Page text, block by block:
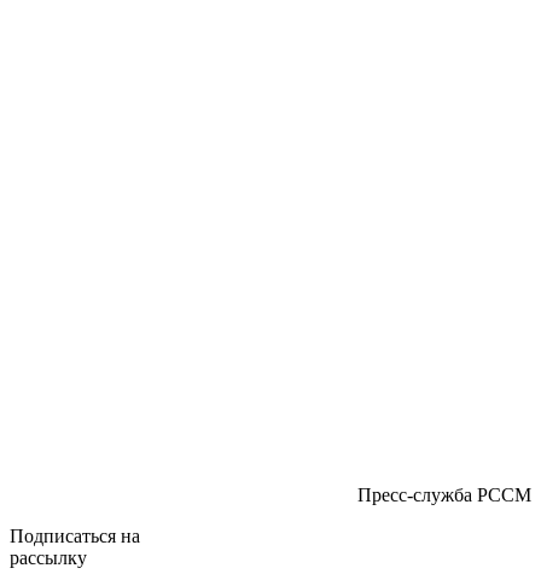
Пресс-служба РССМ
Подписаться на
рассылку